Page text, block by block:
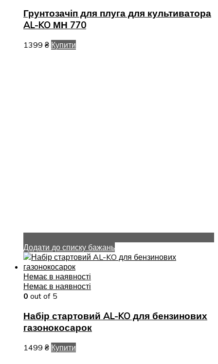
Грунтозачіп для плуга для культиватора
AL-KO МН 770
1399 ₴ Купити
Додати до списку бажань
Немає в наявності
Немає в наявності
0 out of 5
Набір стартовий AL-KO для бензинових
газонокосарок
1499 ₴ Купити